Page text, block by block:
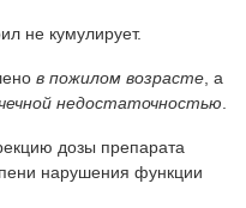
не кумулирует.
в пожилом возрасте , а
недостаточностью
дозы препарата
нарушения функции